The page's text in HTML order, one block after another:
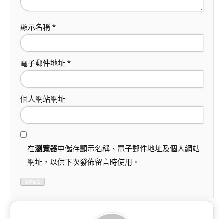
顯示名稱 *
電子郵件地址 *
個人網站網址
在瀏覽器中儲存顯示名稱、電子郵件地址及個人網站
網址，以供下次發佈留言時使用。